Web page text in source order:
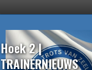
Hoek 2 |
TRAINERNIEUWS